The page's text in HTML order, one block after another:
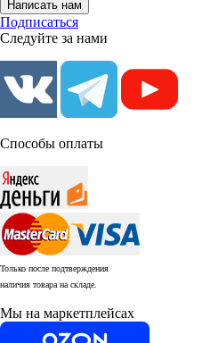
Написать нам
Подписаться
Следуйте за нами
Способы оплаты
Только после подтверждения
наличия товара на складе.
Мы на маркетплейсах